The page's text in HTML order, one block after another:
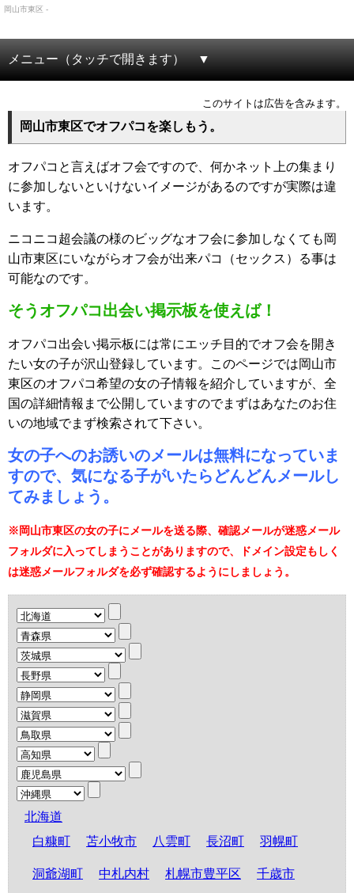
岡山市東区 -
メニュー（タッチで開きます）
このサイトは広告を含みます。
岡山市東区でオフパコを楽しもう。
オフパコと言えばオフ会ですので、何かネット上の集まり
に参加しないといけないイメージがあるのですが実際は違
います。
ニコニコ超会議の様のビッグなオフ会に参加しなくても岡
山市東区にいながらオフ会が出来パコ（セックス）る事は
可能なのです。
そうオフパコ出会い掲示板を使えば！
オフパコ出会い掲示板には常にエッチ目的でオフ会を開き
たい女の子が沢山登録しています。このページでは岡山市
東区のオフパコ希望の女の子情報を紹介していますが、全
国の詳細情報まで公開していますのでまずはあなたのお住
いの地域でまず検索されて下さい。
女の子へのお誘いのメールは無料になっていま
すので、気になる子がいたらどんどんメールし
てみましょう。
※岡山市東区の女の子にメールを送る際、確認メールが迷惑メール
フォルダに入ってしまうことがありますので、ドメイン設定もしく
は迷惑メールフォルダを必ず確認するようにしましょう。
北海道
白糠町
苫小牧市 八雲町 長沼町 羽幌町
洞爺湖町 中札内村 札幌市豊平区 千歳市